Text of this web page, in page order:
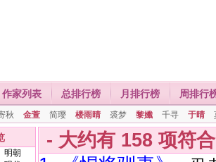
作家列表 总排行榜 月排行榜 周排行
秋 金萱 简璎 楼雨晴 裘梦 黎孅 千寻 于晴
明朝
- 大约有 158 项符